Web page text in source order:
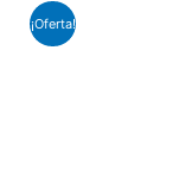
¡Oferta!